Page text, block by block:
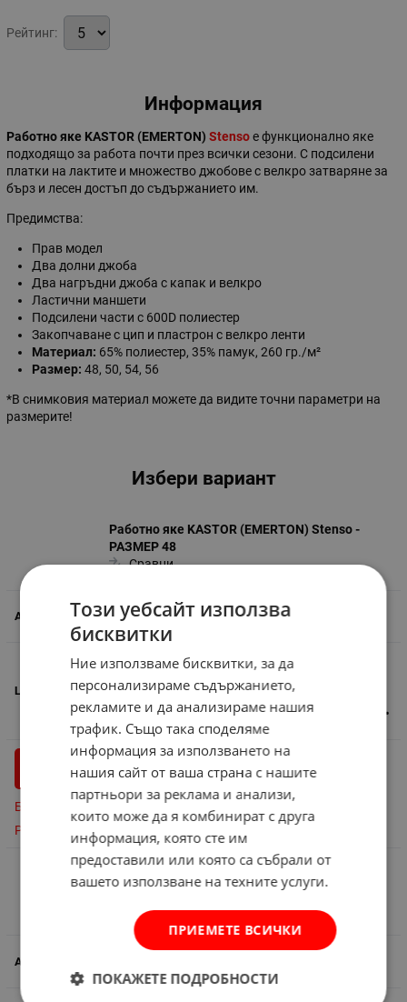
Рейтинг:
Информация
Работно яке KASTOR (EMERTON) Stensoе функционално яке
подходящо за работа почти през всички сезони. С подсилени
платки на лактите и множество джобове с велкро затваряне за
бърз и лесен достъп до съдържанието им.
Предимства:
Прав модел
Два долни джоба
Два нагръдни джоба с капак и велкро
Ластични маншети
Подсилени части с 600D полиестер
Закопчаване с цип и пластрон с велкро ленти
Материал: 65% полиестер, 35% памук, 260 гр./м²
Размер: 48, 50, 54, 56
*В снимковия материал можете да видите точни параметри на
размерите!
Избери вариант
580038
Работно яке KASTOR (EMERTON) Stenso -
РАЗМЕР 48
Сравни
22.10€ 15.62€ / 30.55 лв.
бр. КУПИ
Бърза поръчка
Резервирай
РАЗМЕР 50
Сравни
Този уебсайт използва
бисквитки
Ние използваме бисквитки, за да
персонализираме съдържанието,
рекламите и да анализираме нашия
трафик. Също така споделяме
информация за използването на
нашия сайт от ваша страна с нашите
партньори за реклама и анализи,
които може да я комбинират с друга
информация, която сте им
предоставили или която са събрали от
вашето използване на техните услуги.
ПРИЕМЕТЕ ВСИЧКИ
ПОКАЖЕТЕ ПОДРОБНОСТИ